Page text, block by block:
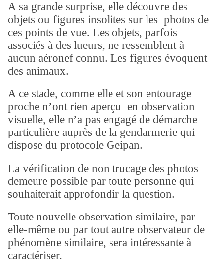
A sa grande surprise, elle découvre des
objets ou figures insolites sur les photos de
ces points de vue. Les objets, parfois
associés à des lueurs, ne ressemblent à
aucun aéronef connu. Les figures évoquent
des animaux.
A ce stade, comme elle et son entourage
proche n’ont rien aperçu en observation
visuelle, elle n’a pas engagé de démarche
particulière auprès de la gendarmerie qui
dispose du protocole Geipan.
La vérification de non trucage des photos
demeure possible par toute personne qui
souhaiterait approfondir la question.
Toute nouvelle observation similaire, par
elle-même ou par tout autre observateur de
phénomène similaire, sera intéressante à
caractériser.